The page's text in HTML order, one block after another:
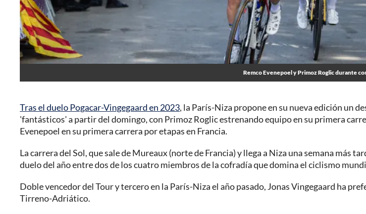
Remco Evenepoel y Primoz Roglic durante
Tras el duelo Pogacar-Vingegaard en 2023, la París-Niza propone en su nueva edición un
'fantásticos' a partir del domingo, con Primoz Roglic estrenando equipo en su primera
Evenepoel en su primera carrera por etapas en Francia.
La carrera del Sol, que sale de Mureaux (norte de Francia) y llega a Niza una semana más
duelo del año entre dos de los cuatro miembros de la cofradía que domina el ciclismo
Doble vencedor del Tour y tercero en la París-Niza el año pasado, Jonas Vingegaard ha
Tirreno-Adriático.